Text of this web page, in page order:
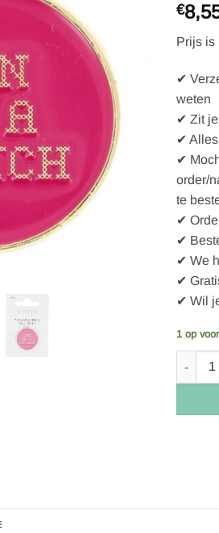
verlanglijst
€
Prijs is
✔
weten
✔ Zit
✔
✔
order/
te
✔
✔
✔ We
✔
✔ Wil
1 op
Bohin